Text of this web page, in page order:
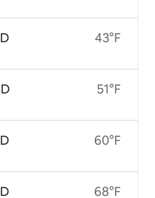
43°F
51°F
60°F
68°F